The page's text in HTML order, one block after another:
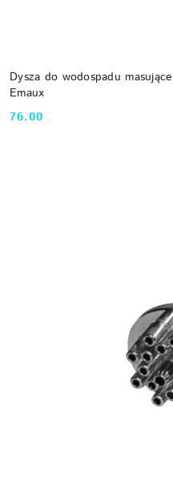
Dysza do wodospadu
Emaux
Cena:
76.00